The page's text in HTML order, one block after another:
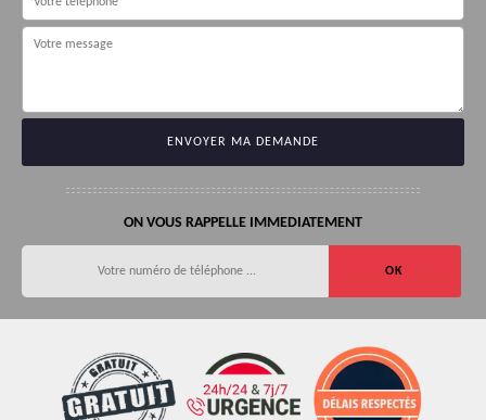
ON VOUS RAPPELLE IMMEDIATEMENT